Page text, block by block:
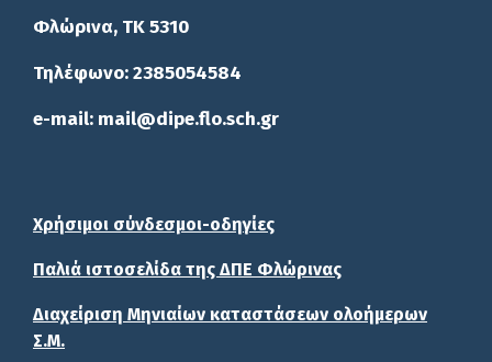
Φλώρινα, ΤΚ 5310
Τηλέφωνο: 2385054584
e-mail: mail@dipe.flo.sch.gr
Χρήσιμοι σύνδεσμοι-οδηγίες
Παλιά ιστοσελίδα της ΔΠΕ Φλώρινας
Διαχείριση Μηνιαίων καταστάσεων ολοήμερων
Σ.Μ.